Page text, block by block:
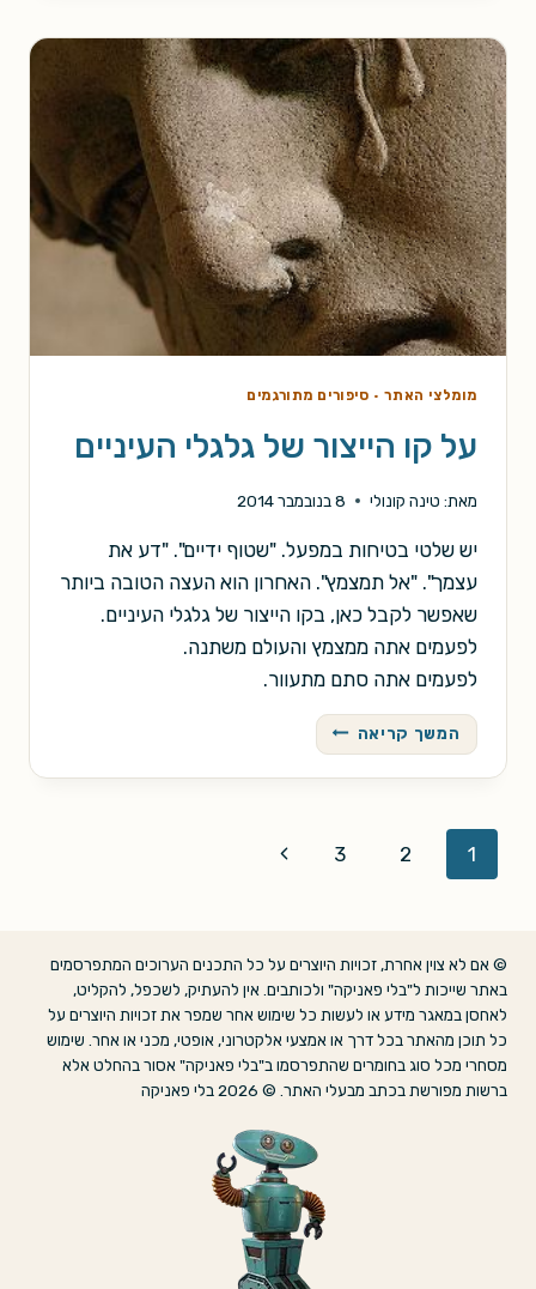
מומלצי האתר· סיפורים מתורגמים
על קו הייצור של גלגלי העיניים
מאת: טינה קונולי 8 בנובמבר 2014
יש שלטי בטיחות במפעל. "שטוף ידיים". "דע את
עצמך". "אל תמצמץ". האחרון הוא העצה הטובה ביותר
שאפשר לקבל כאן, בקו הייצור של גלגלי העיניים.
לפעמים אתה ממצמץ והעולם משתנה.
לפעמים אתה סתם מתעוור.
המשך קריאה על
קו
הייצור
העיניים
Page
1
2
3
Next
© אם לא צוין אחרת, זכויות היוצרים על כל התכנים הערוכים המתפרסמים
באתר שייכות ל"בלי פאניקה" ולכותבים. אין להעתיק, לשכפל, להקליט,
לאחסן במאגר מידע או לעשות כל שימוש אחר שמפר את זכויות היוצרים על
כל תוכן מהאתר בכל דרך או אמצעי אלקטרוני, אופטי, מכני או אחר. שימוש
מסחרי מכל סוג בחומרים שהתפרסמו ב"בלי פאניקה" אסור בהחלט אלא
ברשות מפורשת בכתב מבעלי האתר. © 2026 בלי פאניקה